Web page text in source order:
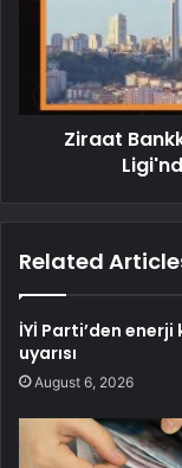
Ziraat
Related
İYİ Parti’den enerji
uyarısı
August 6, 2026